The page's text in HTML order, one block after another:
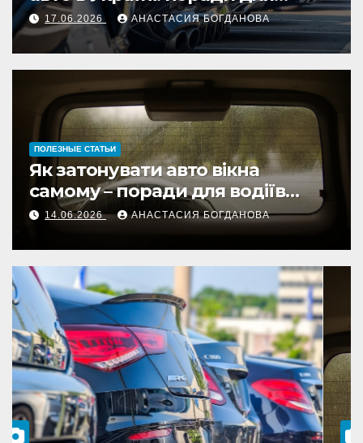
автолюбителів 2026
17.06.2026 АНАСТАСИЯ БОГДАНОВА
ПОЛЕЗНЫЕ СТАТЬИ
Як затонувати авто вікна
самому – поради для водіїв
України
14.06.2026 АНАСТАСИЯ БОГДАНОВА